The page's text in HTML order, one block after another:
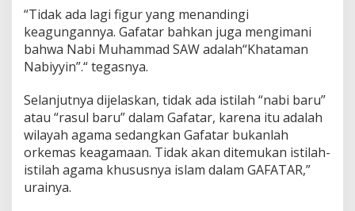
“Tidak ada lagi figur yang menandingi
keagungannya. Gafatar bahkan juga mengimani
bahwa Nabi Muhammad SAW adalah“Khataman
Nabiyyin”.“ tegasnya.
Selanjutnya dijelaskan, tidak ada istilah “nabi baru”
atau “rasul baru” dalam Gafatar, karena itu adalah
wilayah agama sedangkan Gafatar bukanlah
orkemas keagamaan. Tidak akan ditemukan istilah-
istilah agama khususnya islam dalam GAFATAR,”
urainya.